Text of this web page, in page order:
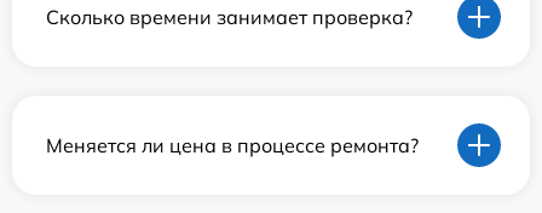
Сколько времени занимает проверка?
Меняется ли цена в процессе ремонта?